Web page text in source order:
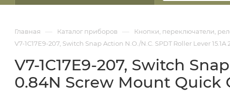
Главная — Каталог приборов — Кнопки, переключатели,
V7-1C17E9-207, Switch Snap Action N.O./N.C. SPDT Roller Lever
V7-1C17E9-207, Switch
0.84N Screw Mount Quick